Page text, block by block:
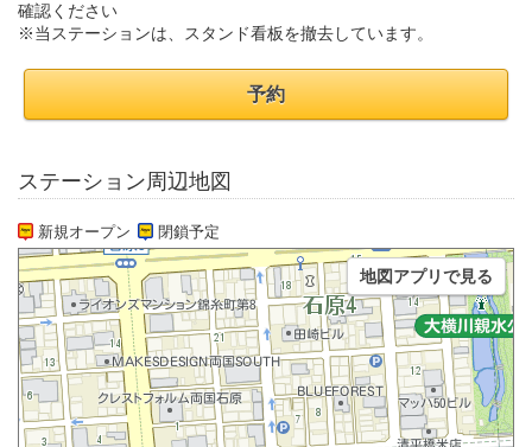
確認ください
※当ステーションは、スタンド看板を撤去しています。
予約
ステーション周辺地図
新規オープン 閉鎖予定
地図アプリで見る